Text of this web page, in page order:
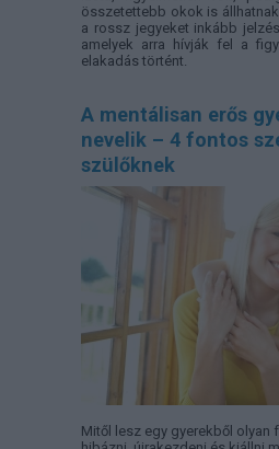
összetettebb okok is
a rossz jegyeket inkább
amelyek arra hívják fel a
elakadás történt.
A mentálisan erős
nevelik – 4 fontos
szülőknek
Mitől lesz egy gyerekből olyan